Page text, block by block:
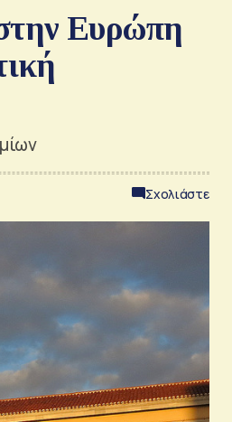
Ευρώπη
Σχολιάστε